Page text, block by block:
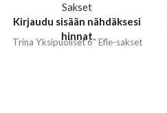
Sakset
Kirjaudu sisään nähdäksesi
hinnat
Trina Yksipuoliset 6" Efle-sakset